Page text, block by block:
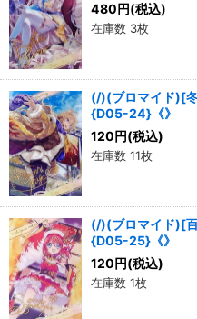
480 円(税込)
在庫数 3枚
(/)(ブロマイド)[
{D05-24}《》
120 円(税込)
在庫数 11枚
(/)(ブロマイド)[
{D05-25}《》
120 円(税込)
在庫数 1枚